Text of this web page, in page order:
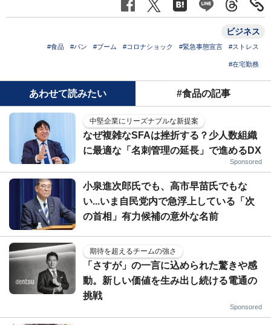
ビジネス
#食品 #パン #ブーム #コロナショック #緊急事態宣言 #ストレス
#在宅勤務
あわせて読みたい #食品の記事
中堅企業にリーズナブルな新提案
なぜ複雑なSFAは挫折する？少人数組織
に最適な「名刺管理の延長」で進めるDX
Sponsored
小泉進次郎氏でも、高市早苗氏でもな
い...いま自民党内で急浮上している「次
の首相」有力候補の意外な名前
期待を超えるチームの強さ
「さすが」の一言に込められた驚きや感
動。新しい価値を生み出し続ける電通の
挑戦
Sponsored